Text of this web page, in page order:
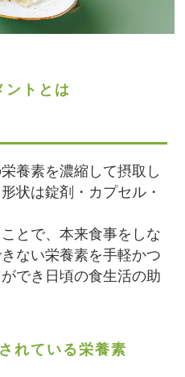
ントとは
養素を濃縮して摂取し
状は錠剤・カプセル・
とで、本来食事をしな
ない栄養素を手軽かつ
でき日頃の食生活の助
れている栄養素